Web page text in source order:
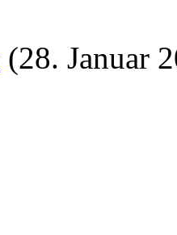
(28. Januar